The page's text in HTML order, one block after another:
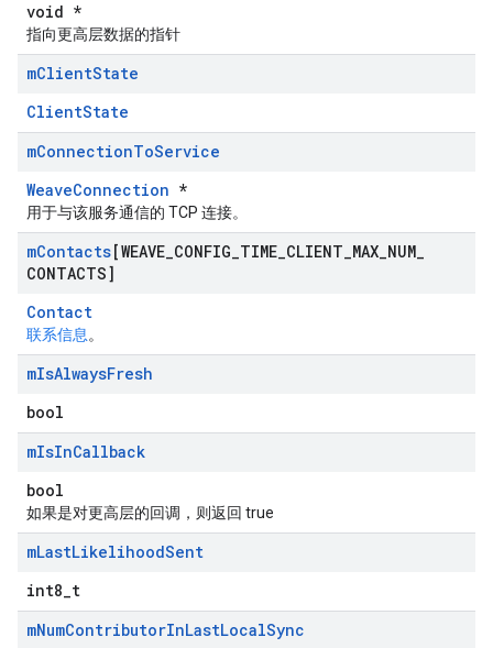
void *
指向更高层数据的指针
mClientState
ClientState
mConnectionToService
WeaveConnection *
用于与该服务通信的 TCP 连接。
mContacts[WEAVE CONFIG TIME CLIENT MAX NUM
CONTACTS]
Contact
联系信息 。
mIsAlwaysFresh
bool
mIsInCallback
bool
如果是对更高层的回调，则返回 true
mLastLikelihoodSent
int8_t
mNumContributorInLastLocalSync